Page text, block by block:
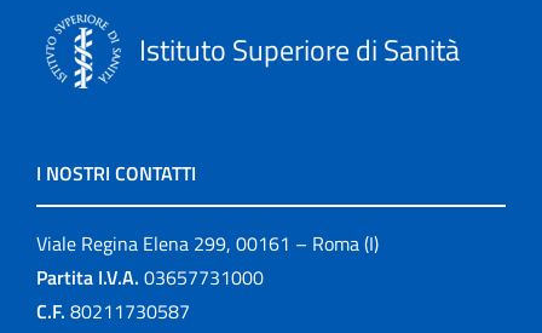
Istituto Superiore di Sanità
I NOSTRI CONTATTI
Viale Regina Elena 299, 00161 – Roma (I)
Partita I.V.A. 03657731000
C.F. 80211730587